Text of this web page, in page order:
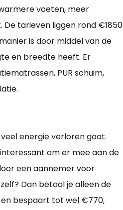
voeten, meer
tarieven liggen rond €1850
is door middel van de
en breedte heeft. Er
PUR schuim,
energie verloren gaat.
om er mee aan de
een aannemer voor
Dan betaal je alleen de
bespaart tot wel €770,